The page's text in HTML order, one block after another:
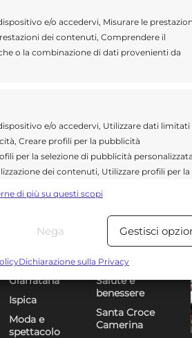
e/o accedervi, Misurare le
dei contenuti, Comprendere il
o la combinazione di dati provenienti da
e/o accedervi, Utilizzare dati limitati
Creare profili per la pubblicità
per la selezione di pubblicità
dei contenuti, Utilizzare profili per la
dei contenuti.
Sempre
da altre fonti di dati,
precisi, Riconoscere i
di più su questi scopi
Nega Gestisci
Dichiarazione sulla Privacy
Giarratana
Ispica
Moda e
spettacolo
Salute e
benessere
Santa Croce
Camerina